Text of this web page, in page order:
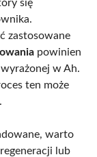
się
zastosowane
powinien
w Ah.
ten może
warto
lub